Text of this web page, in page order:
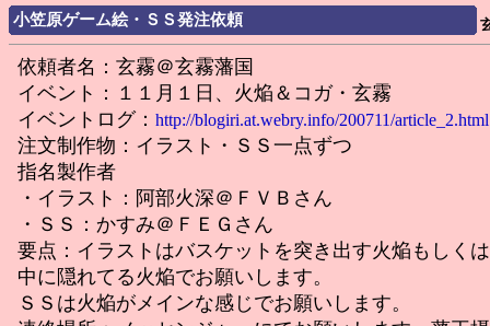
小笠原ゲーム絵・ＳＳ発注依頼
依頼者名：玄霧＠玄霧藩国
イベント：１１月１日、火焔＆コガ・玄霧
イベントログ： http://blogiri.at.webry.info/200711/article_2.html
注文制作物：イラスト・ＳＳ一点ずつ
指名製作者
・イラスト：阿部火深＠ＦＶＢさん
・ＳＳ：かすみ＠ＦＥＧさん
要点：イラストはバスケットを突き出す火焔もしく
中に隠れてる火焔でお願いします。
ＳＳは火焔がメインな感じでお願いします。